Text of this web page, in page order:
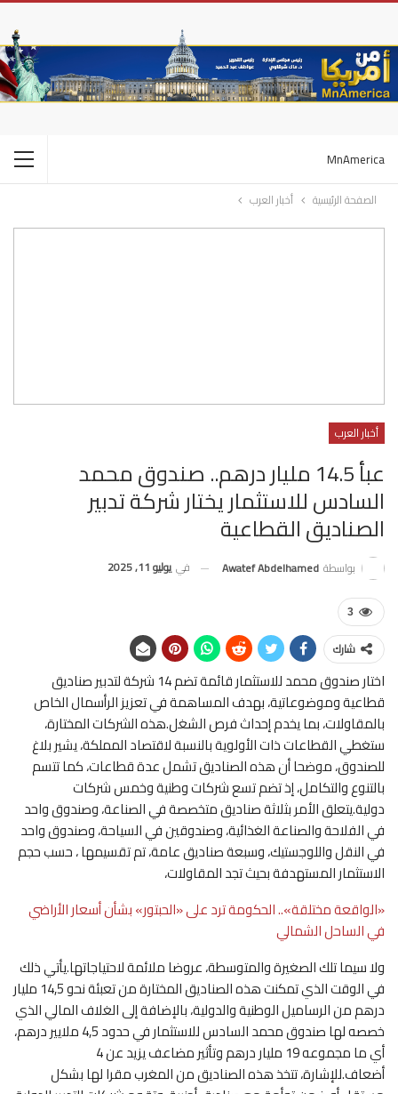
MnAmerica
الصفحة الرئيسية أخبار العرب
أخبار العرب
عبأ 14.5 مليار درهم.. صندوق محمد
السادس للاستثمار يختار شركة تدبير
الصناديق القطاعية
بواسطة Awatef Abdelhamed في يوليو 11, 2025
3
شارك
اختار صندوق محمد للاستثمار قائمة تضم 14 شركة لتدبير صناديق
قطاعية وموضوعاتية، بهدف المساهمة في تعزيز الرأسمال الخاص
بالمقاولات، بما يخدم إحداث فرص الشغل.هذه الشركات المختارة،
ستغطي القطاعات ذات الأولوية بالنسبة لاقتصاد المملكة، يشير بلاغ
للصندوق، موضحا أن هذه الصناديق تشمل عدة قطاعات، كما تتسم
بالتنوع والتكامل، إذ تضم تسع شركات وطنية وخمس شركات
دولية.يتعلق الأمر بثلاثة صناديق متخصصة في الصناعة، وصندوق واحد
في الفلاحة والصناعة الغذائية، وصندوقين في السياحة، وصندوق واحد
في النقل واللوجستيك، وسبعة صناديق عامة، تم تقسيمها ، حسب حجم
الاستثمار المستهدفة بحيث تجد المقاولات،
«الواقعة مختلقة».. الحكومة ترد على «الحبتور» بشأن أسعار الأراضي
في الساحل الشمالي
ولا سيما تلك الصغيرة والمتوسطة، عروضا ملائمة لاحتياجاتها.يأتي ذلك
في الوقت الذي تمكنت هذه الصناديق المختارة من تعبئة نحو 14,5 مليار
درهم من الرساميل الوطنية والدولية، بالإضافة إلى الغلاف المالي الذي
خصصه لها صندوق محمد السادس للاستثمار في حدود 4,5 ملايير درهم،
أي ما مجموعه 19 مليار درهم وتأثير مضاعف يزيد عن 4
أضعاف.للإشارة، تتخذ هذه الصناديق من المغرب مقرا لها بشكل